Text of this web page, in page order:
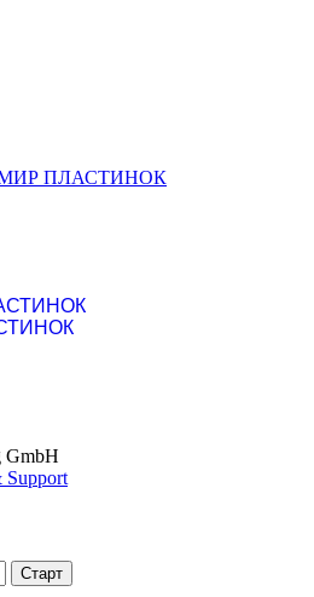
GmbH
Support